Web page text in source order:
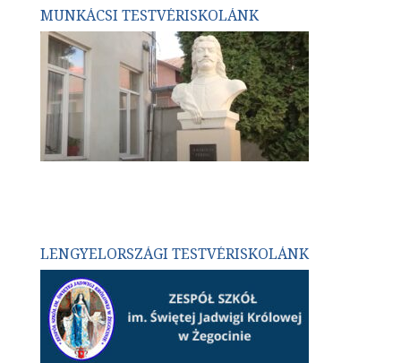
MUNKÁCSI TESTVÉRISKOLÁNK
LENGYELORSZÁGI TESTVÉRISKOLÁNK